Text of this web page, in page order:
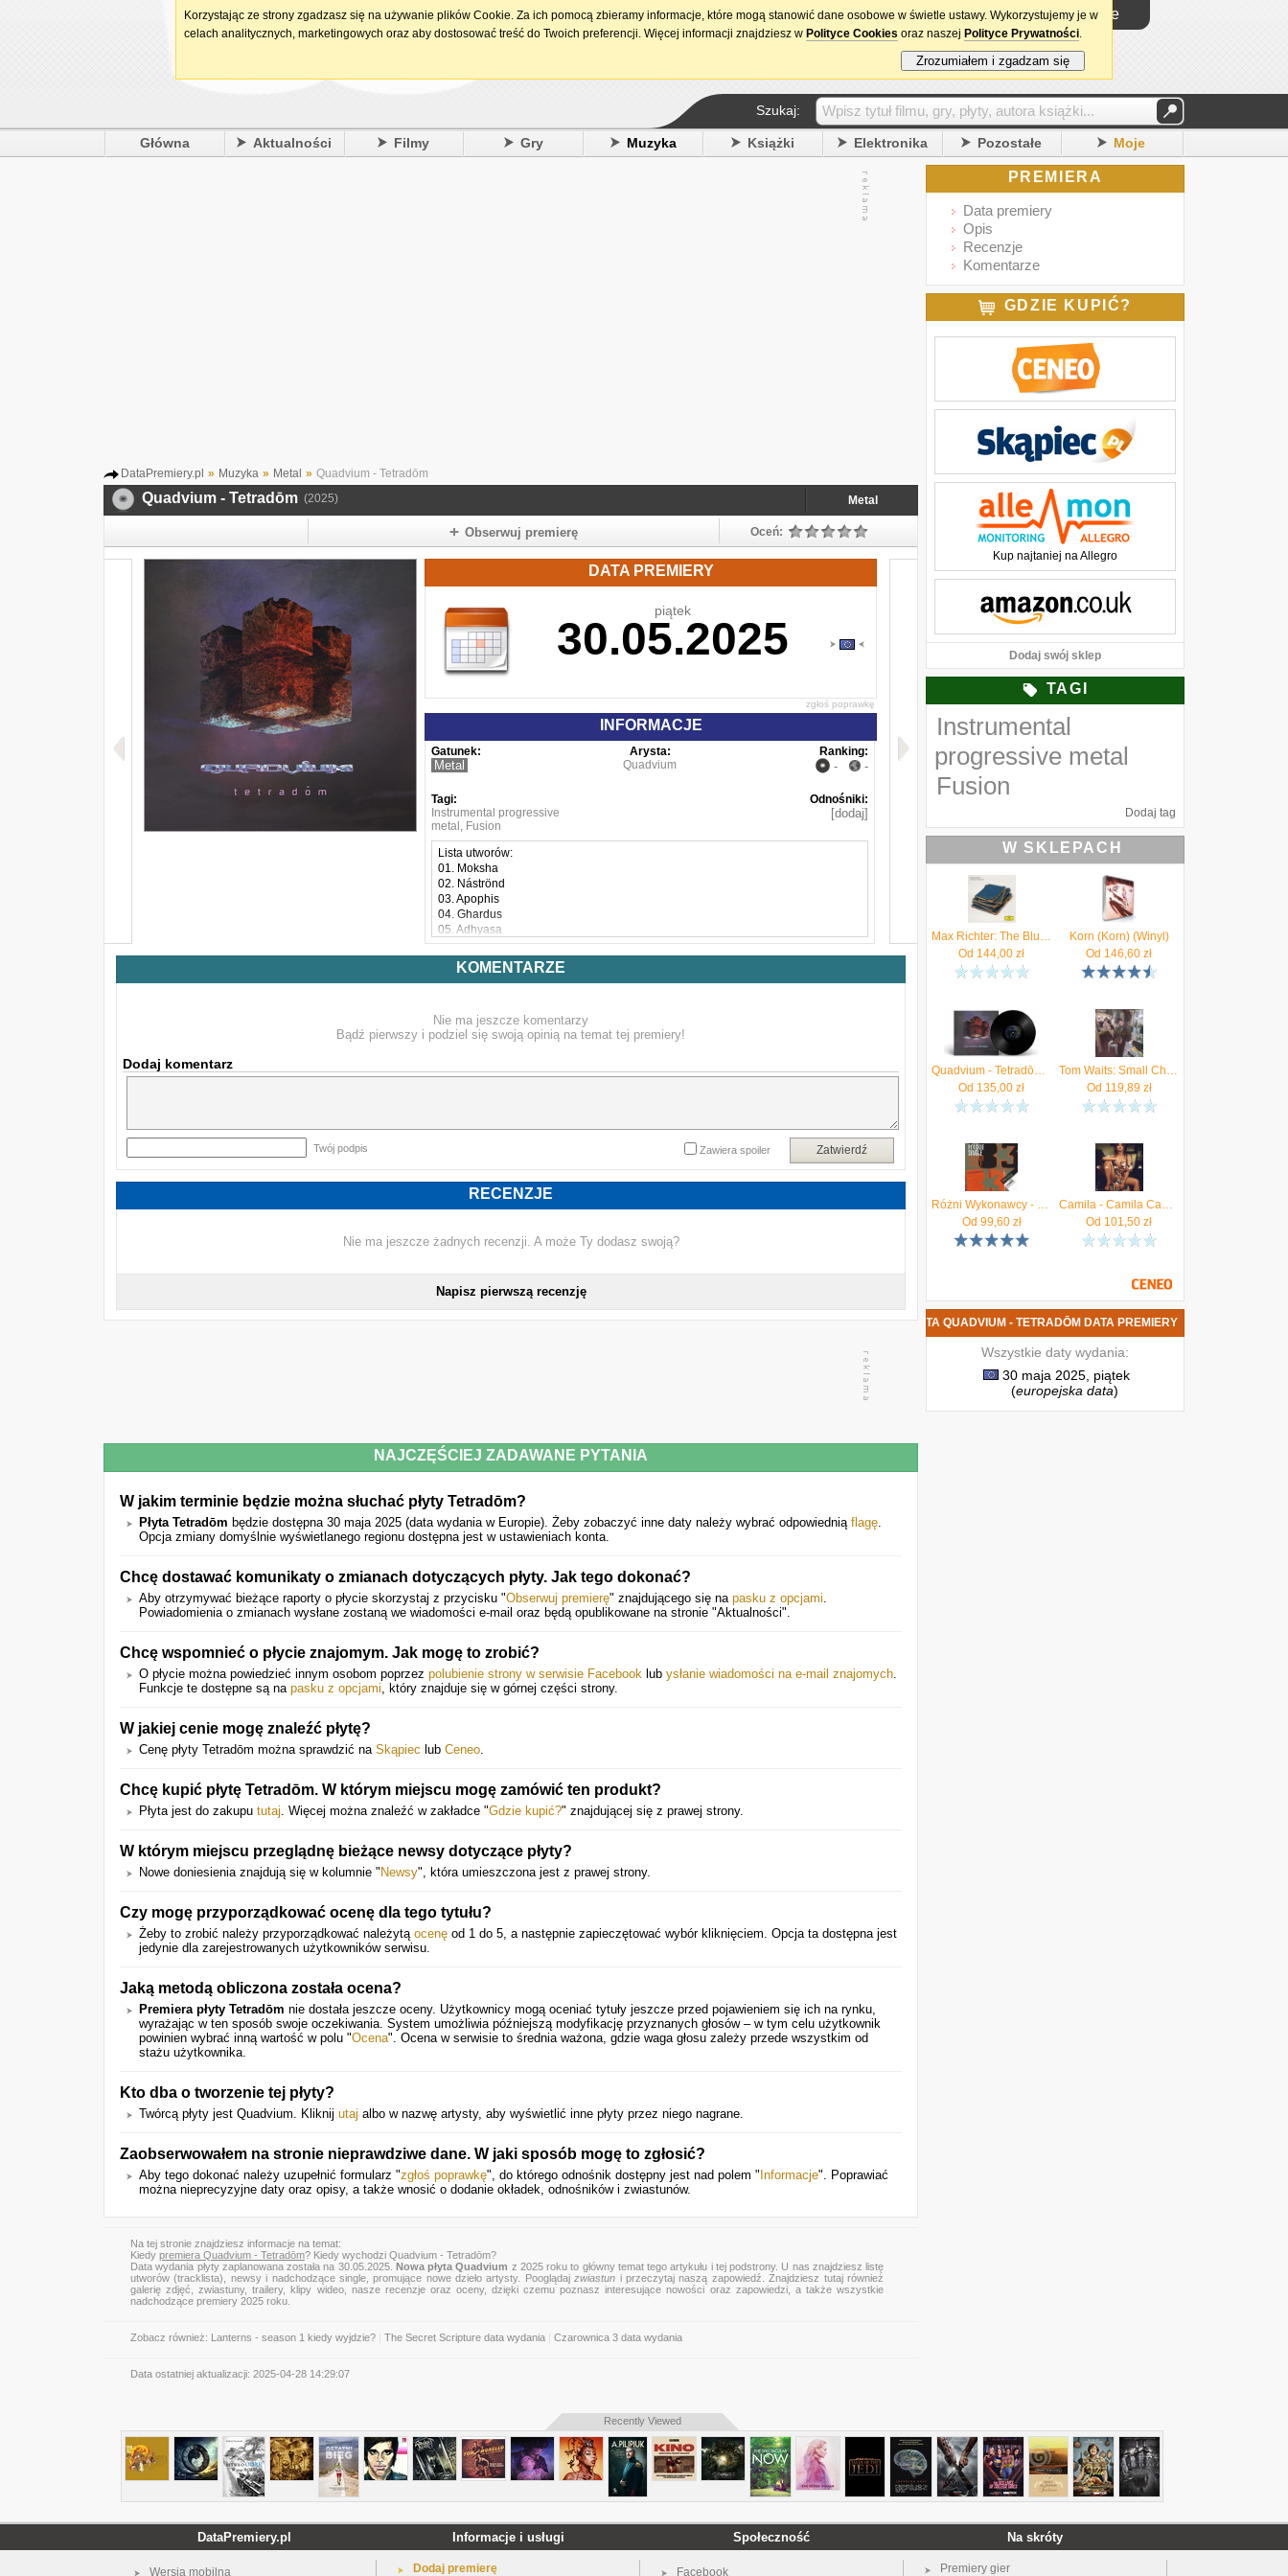
15. urodziny DataPremiery.pl Logowanie
Szukaj:
Główna Aktualności Filmy Gry Muzyka Książki Elektronika Pozostałe Moje
DataPremiery.pl » Muzyka » Metal » Quadvium - Tetradōm
Quadvium - Tetradōm (2025) Metal
Obserwuj premierę Oceń:
DATA PREMIERY
piątek
30.05.2025
zgłoś poprawkę
INFORMACJE
Gatunek:
Metal
Arysta:
Quadvium
Ranking:
- -
Tagi:
Instrumental progressive
metal , Fusion
Odnośniki:
[dodaj]
Lista utworów:
01. Moksha
02. Náströnd
03. Apophis
04. Ghardus
05. Adhyasa
06. Sarab
07. Eidolon
KOMENTARZE
Nie ma jeszcze komentarzy
Bądź pierwszy i podziel się swoją opinią na temat tej premiery!
Dodaj komentarz
Twój podpis Zatwierdź
Zawiera spoiler
RECENZJE
Nie ma jeszcze żadnych recenzji. A może Ty dodasz swoją?
Napisz pierwszą recenzję
NAJCZĘŚCIEJ ZADAWANE PYTANIA
W jakim terminie będzie można słuchać płyty Tetradōm?
Płyta Tetradōm będzie dostępna 30 maja 2025 (data wydania w Europie). Żeby zobaczyć inne daty należy wybrać odpowiednią flagę.
Opcja zmiany domyślnie wyświetlanego regionu dostępna jest w ustawieniach konta.
Chcę dostawać komunikaty o zmianach dotyczących płyty. Jak tego dokonać?
Aby otrzymywać bieżące raporty o płycie skorzystaj z przycisku "Obserwuj premierę" znajdującego się na pasku z opcjami.
Powiadomienia o zmianach wysłane zostaną we wiadomości e-mail oraz będą opublikowane na stronie "Aktualności".
Chcę wspomnieć o płycie znajomym. Jak mogę to zrobić?
O płycie można powiedzieć innym osobom poprzez polubienie strony w serwisie Facebook lub ysłanie wiadomości na e-mail znajomych.
Funkcje te dostępne są na pasku z opcjami, który znajduje się w górnej części strony.
W jakiej cenie mogę znaleźć płytę?
Cenę płyty Tetradōm można sprawdzić na Skąpiec lub Ceneo.
Chcę kupić płytę Tetradōm. W którym miejscu mogę zamówić ten produkt?
Płyta jest do zakupu tutaj. Więcej można znaleźć w zakładce "Gdzie kupić?" znajdującej się z prawej strony.
W którym miejscu przeglądnę bieżące newsy dotyczące płyty?
Nowe doniesienia znajdują się w kolumnie " Newsy", która umieszczona jest z prawej strony.
Czy mogę przyporządkować ocenę dla tego tytułu?
Żeby to zrobić należy przyporządkować należytą ocenę od 1 do 5, a następnie zapieczętować wybór kliknięciem. Opcja ta dostępna jest
jedynie dla zarejestrowanych użytkowników serwisu.
Jaką metodą obliczona została ocena?
Premiera płyty Tetradōm nie dostała jeszcze oceny. Użytkownicy mogą oceniać tytuły jeszcze przed pojawieniem się ich na rynku,
wyrażając w ten sposób swoje oczekiwania. System umożliwia późniejszą modyfikację przyznanych głosów – w tym celu użytkownik
powinien wybrać inną wartość w polu "Ocena". Ocena w serwisie to średnia ważona, gdzie waga głosu zależy przede wszystkim od
stażu użytkownika.
Kto dba o tworzenie tej płyty?
Twórcą płyty jest Quadvium. Kliknij utaj albo w nazwę artysty, aby wyświetlić inne płyty przez niego nagrane.
Zaobserwowałem na stronie nieprawdziwe dane. W jaki sposób mogę to zgłosić?
Aby tego dokonać należy uzupełnić formularz "zgłoś poprawkę", do którego odnośnik dostępny jest nad polem " Informacje". Poprawiać
można nieprecyzyjne daty oraz opisy, a także wnosić o dodanie okładek, odnośników i zwiastunów.
Na tej stronie znajdziesz informacje na temat:
Kiedy premiera Quadvium - Tetradōm? Kiedy wychodzi Quadvium - Tetradōm?
Data wydania płyty zaplanowana została na 30.05.2025. Nowa płyta Quadvium z 2025 roku to główny temat tego artykułu i tej podstrony. U nas znajdziesz listę
utworów (tracklista), newsy i nadchodzące single, promujące nowe dzieło artysty. Pooglądajzwiastun i przeczytaj naszą zapowiedź. Znajdziesz tutaj również
galerię zdjęć, zwiastuny, trailery, klipy wideo, nasze recenzje oraz oceny, dzięki czemu poznasz interesujące nowości oraz zapowiedzi, a także wszystkie
nadchodzące premiery 2025 roku.
Zobacz również: Lanterns - season 1 kiedy wyjdzie? The Secret Scripture data wydania Czarownica 3 data wydania
Data ostatniej aktualizacji: 2025-04-28 14:29:07
PREMIERA
Data premiery
Opis
Recenzje
Komentarze
GDZIE KUPIĆ?
Kup najtaniej na Allegro
Dodaj swój sklep
TAGI
Instrumental
progressive metal
Fusion
Dodaj tag
W SKLEPACH
Max Richter: The Blue Notebooks [2xWinyl]
Od 144,00 zł
Korn (Korn) (Winyl)
Od 146,60 zł
Quadvium - Tetradōm (Limited Edition) (Winyl)
Od 135,00 zł
Tom Waits: Small Change (Remastered) [Winyl]
Od 119,89 zł
Różni Wykonawcy - Polskie single '83
Od 99,60zł
Camila - Camila Cabello
Od 101,50 zł
NOWA PŁYTA QUADVIUM - TETRADŌM DATA PREMIERY
Wszystkie daty wydania:
30 maja 2025, piątek
(europejska data)
Recently Viewed
DataPremiery.pl
Wersja mobilna
Informacje i usługi
Dodaj premierę
Społeczność
Facebook
Na skróty
Premiery gier
Korzystając ze strony zgadzasz się na używanie plików Cookie. Za ich pomocą zbieramy informacje, które mogą stanowić dane osobowe w świetle ustawy. Wykorzystujemy je w
celach analitycznych, marketingowych oraz aby dostosować treść do Twoich preferencji. Więcej informacji znajdziesz w Polityce Cookies oraz naszej Polityce Prywatności.
Zrozumiałem i zgadzam się